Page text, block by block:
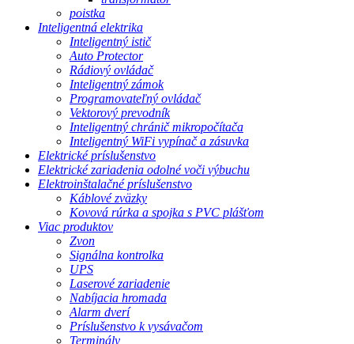
poistka
Inteligentná elektrika
Inteligentný istič
Auto Protector
Rádiový ovládač
Inteligentný zámok
Programovateľný ovládač
Vektorový prevodník
Inteligentný chránič mikropočítača
Inteligentný WiFi vypínač a zásuvka
Elektrické príslušenstvo
Elektrické zariadenia odolné voči výbuchu
Elektroinštalačné príslušenstvo
Káblové zväzky
Kovová rúrka a spojka s PVC plášťom
Viac produktov
Zvon
Signálna kontrolka
UPS
Laserové zariadenie
Nabíjacia hromada
Alarm dverí
Príslušenstvo k vysávačom
Terminály